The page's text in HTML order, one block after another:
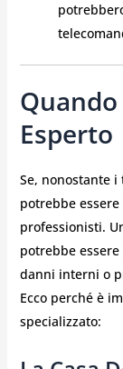
Esperto
Se, nonostante
potrebbe
professionisti.
potrebbe
danni interni o
Ecco perché è
specializzato: